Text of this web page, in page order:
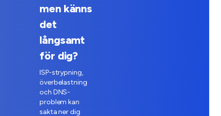
men känns
det
långsamt
för dig?
ISP-strypning,
överbelastning
och DNS-
problem kan
sakta ner dig